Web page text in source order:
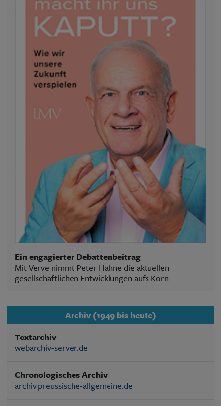
Ein engagierter Debattenbeitrag
Mit Verve nimmt Peter Hahne die aktuellen
gesellschaftlichen Entwicklungen aufs Korn
Archiv (1949 bis heute)
Textarchiv
webarchiv-server.de
Chronologisches Archiv
archiv.preussische-allgemeine.de